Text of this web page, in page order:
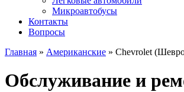
Микроавтобусы
Контакты
Вопросы
Главная » Американские » Chevrolet
Обслуживание и